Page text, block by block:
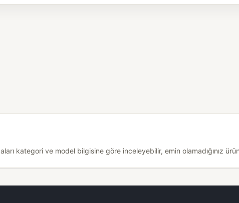
kategori ve model bilgisine göre inceleyebilir, emin olamadığınız